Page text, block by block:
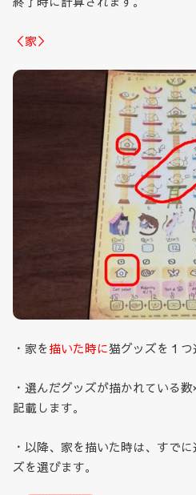
＜家＞
・家を描いた時に猫グッズを１つ
・選んだグッズが描かれている
記載します。
・以降、家を描いた時は、すで
ズを選びます。